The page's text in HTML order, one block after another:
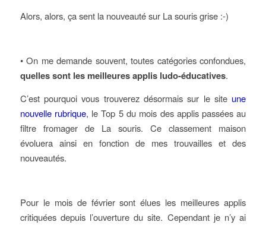
Alors, alors, ça sent la nouveauté sur La souris grise :-)
• On me demande souvent, toutes catégories confondues,
quelles sont les meilleures applis ludo-éducatives.
C’est pourquoi vous trouverez désormais sur le site une
nouvelle rubrique, le Top 5 du mois des applis passées au
filtre fromager de La souris. Ce classement maison
évoluera ainsi en fonction de mes trouvailles et des
nouveautés.
Pour le mois de février sont élues les meilleures applis
critiquées depuis l’ouverture du site. Cependant je n’y ai